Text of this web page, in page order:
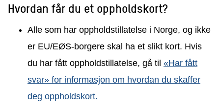
Hvordan får du et oppholdskort?
Alle som har oppholdstillatelse i Norge, og ikke
er EU/EØS-borgere skal ha et slikt kort. Hvis
du har fått oppholdstillatelse, gå til «Har fått
svar» for informasjon om hvordan du skaffer
deg oppholdskort.